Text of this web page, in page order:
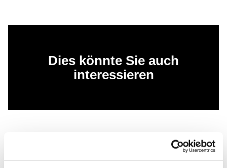
Dies könnte Sie auch
interessieren